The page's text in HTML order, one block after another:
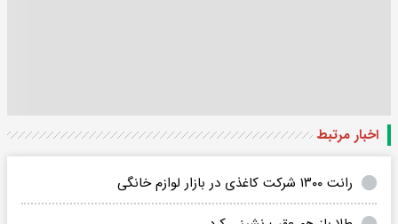
اخبار مرتبط
رانت ۱۳۰۰ شرکت کاغذی در بازار لوازم خانگی